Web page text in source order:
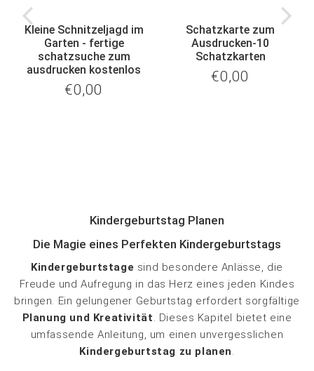
Kleine Schnitzeljagd im
Garten - fertige
schatzsuche zum
ausdrucken kostenlos
Normaler
€0,00
Schatzkarte zum
Ausdrucken-10
Schatzkarten
Normaler
€0,00
Kindergeburtstag Planen
Die Magie eines Perfekten Kindergeburtstags
Kindergeburtstage sind besondere Anlässe, die
Freude und Aufregung in das Herz eines jeden Kindes
bringen. Ein gelungener Geburtstag erfordert sorgfältige
Planung und Kreativität. Dieses Kapitel bietet eine
umfassende Anleitung, um einen unvergesslichen
Kindergeburtstag zu planen.